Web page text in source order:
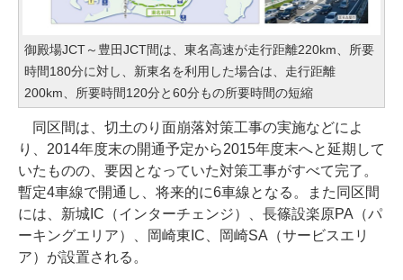
御殿場JCT～豊田JCT間は、東名高速が走行距離220km、所要
時間180分に対し、新東名を利用した場合は、走行距離
200km、所要時間120分と60分もの所要時間の短縮
同区間は、切土のり面崩落対策工事の実施などによ
り、2014年度末の開通予定から2015年度末へと延期して
いたものの、要因となっていた対策工事がすべて完了。
暫定4車線で開通し、将来的に6車線となる。また同区間
には、新城IC（インターチェンジ）、長篠設楽原PA（パ
ーキングエリア）、岡崎東IC、岡崎SA（サービスエリ
ア）が設置される。